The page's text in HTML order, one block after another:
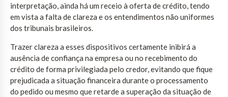
interpretação, ainda há um receio à oferta de crédito, tendo
em vista a falta de clareza e os entendimentos não uniformes
dos tribunais brasileiros.
Trazer clareza a esses dispositivos certamente inibirá a
ausência de confiança na empresa ou no recebimento do
crédito de forma privilegiada pelo credor, evitando que fique
prejudicada a situação financeira durante o processamento
do pedido ou mesmo que retarde a superação da situação de